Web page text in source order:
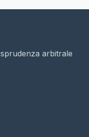
arbitrale